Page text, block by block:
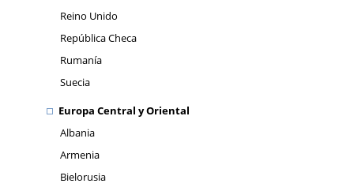
Reino Unido
República Checa
Rumanía
Suecia
Europa Central y Oriental
Albania
Armenia
Bielorusia